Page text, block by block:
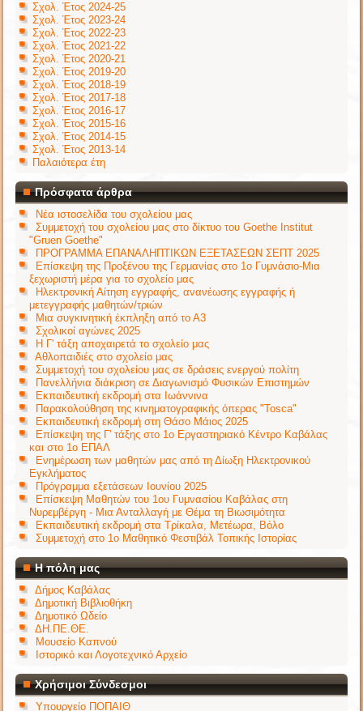
Σχολ. Έτος 2024-25
Σχολ. Έτος 2023-24
Σχολ. Έτος 2022-23
Σχολ. Έτος 2021-22
Σχολ. Έτος 2020-21
Σχολ. Έτος 2019-20
Σχολ. Έτος 2018-19
Σχολ. Έτος 2017-18
Σχολ. Έτος 2016-17
Σχολ. Έτος 2015-16
Σχολ. Έτος 2014-15
Σχολ. Έτος 2013-14
Παλαιότερα έτη
Πρόσφατα άρθρα
Νέα ιστοσελίδα του σχολείου μας
Συμμετοχή του σχολείου μας στο δίκτυο του Goethe Institut
"Gruen Goethe"
ΠΡΟΓΡΑΜΜΑ ΕΠΑΝΑΛΗΠΤΙΚΩΝ ΕΞΕΤΑΣΕΩΝ ΣΕΠΤ 2025
Επίσκεψη της Προξένου της Γερμανίας στο 1ο Γυμνάσιο-Μια
ξεχωριστή μέρα για το σχολείο μας
Ηλεκτρονική Αίτηση εγγραφής, ανανέωσης εγγραφής ή
μετεγγραφής μαθητών/τριών
Μια συγκινητική έκπληξη από το Α3
Σχολικοί αγώνες 2025
Η Γ' τάξη αποχαιρετά το σχολείο μας
Αθλοπαιδιές στο σχολείο μας
Συμμετοχή του σχολείου μας σε δράσεις ενεργού πολίτη
Πανελλήνια διάκριση σε Διαγωνισμό Φυσικών Επιστημών
Εκπαιδευτική εκδρομή στα Ιωάννινα
Παρακολούθηση της κινηματογραφικής όπερας "Tosca"
Εκπαιδευτική εκδρομή στη Θάσο Μάιος 2025
Επίσκεψη της Γ' τάξης στο 1ο Εργαστηριακό Κέντρο Καβάλας
και στο 1ο ΕΠΑΛ
Ενημέρωση των μαθητών μας από τη Δίωξη Ηλεκτρονικού
Εγκλήματος
Πρόγραμμα εξετάσεων Ιουνίου 2025
Επίσκεψη Μαθητών του 1ου Γυμνασίου Καβάλας στη
Νυρεμβέργη - Μια Ανταλλαγή με Θέμα τη Βιωσιμότητα
Εκπαιδευτική εκδρομή στα Τρίκαλα, Μετέωρα, Βόλο
Συμμετοχή στο 1ο Μαθητικό Φεστιβάλ Τοπικής Ιστορίας
Η πόλη μας
Δήμος Καβάλας
Δημοτική Βιβλιοθήκη
Δημοτικό Ωδείο
ΔΗ.ΠΕ.ΘΕ.
Μουσείο Καπνού
Ιστορικό και Λογοτεχνικό Αρχείο
Χρήσιμοι Σύνδεσμοι
Υπουργείο ΠΟΠΑΙΘ